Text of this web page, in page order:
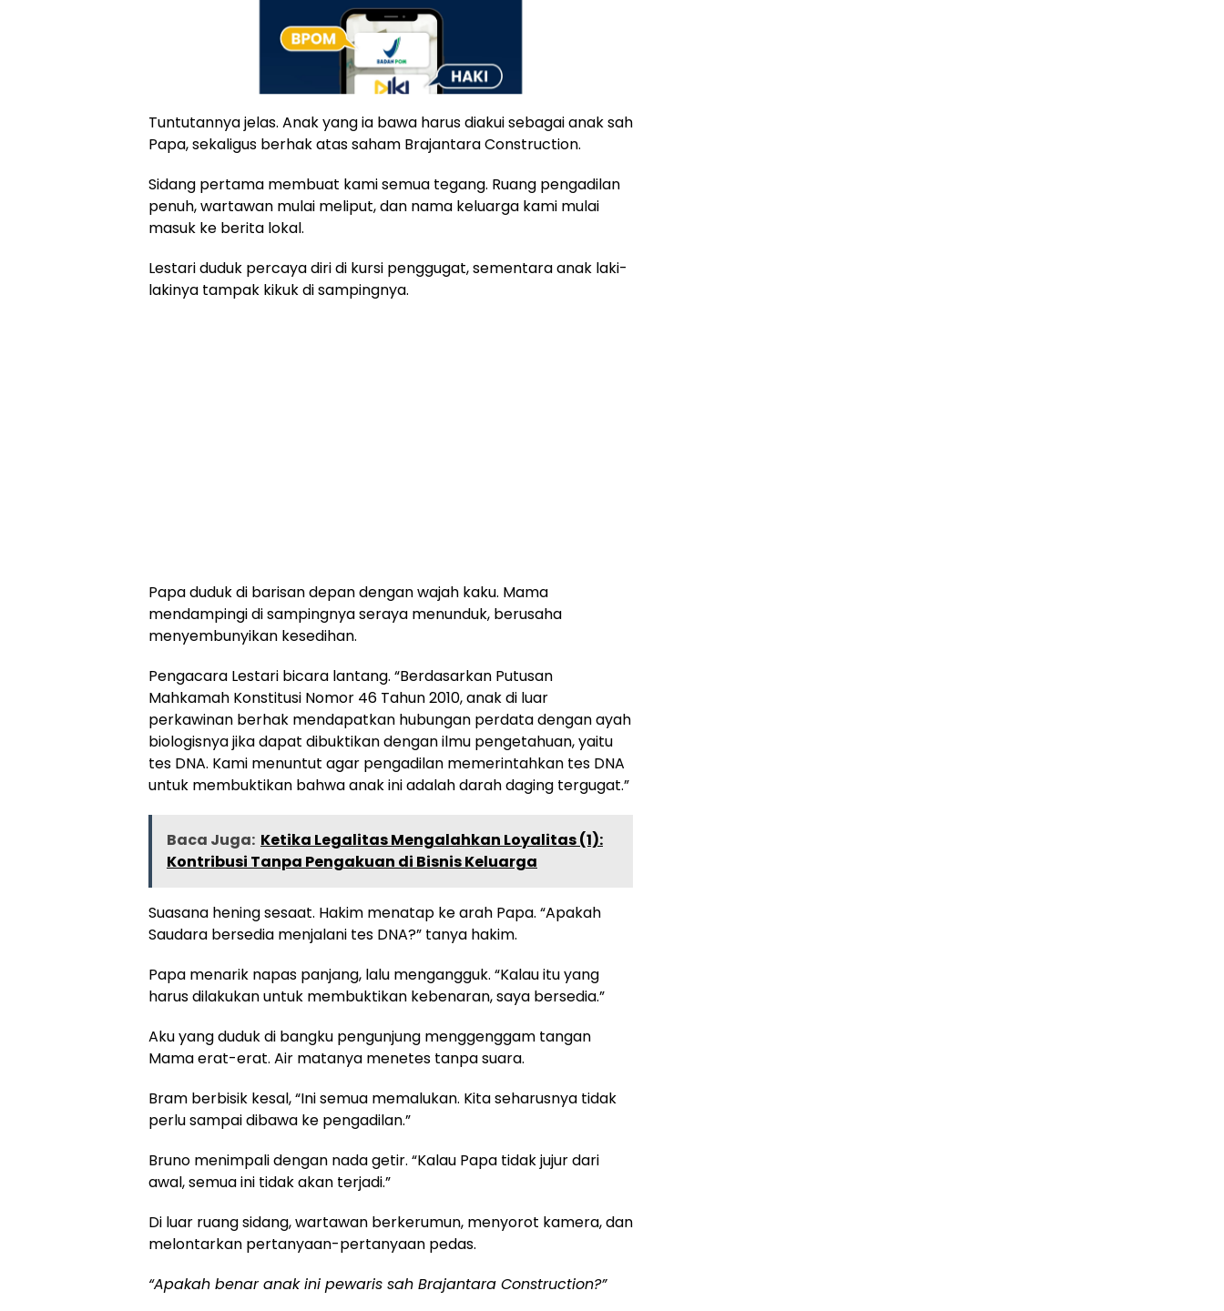
Tuntutannya jelas. Anak yang ia bawa harus diakui sebagai anak sah
Papa, sekaligus berhak atas saham Brajantara Construction.
Sidang pertama membuat kami semua tegang. Ruang pengadilan
penuh, wartawan mulai meliput, dan nama keluarga kami mulai
masuk ke berita lokal.
Lestari duduk percaya diri di kursi penggugat, sementara anak laki-
lakinya tampak kikuk di sampingnya.
Papa duduk di barisan depan dengan wajah kaku. Mama
mendampingi di sampingnya seraya menunduk, berusaha
menyembunyikan kesedihan.
Pengacara Lestari bicara lantang. “Berdasarkan Putusan
Mahkamah Konstitusi Nomor 46 Tahun 2010, anak di luar
perkawinan berhak mendapatkan hubungan perdata dengan ayah
biologisnya jika dapat dibuktikan dengan ilmu pengetahuan, yaitu
tes DNA. Kami menuntut agar pengadilan memerintahkan tes DNA
untuk membuktikan bahwa anak ini adalah darah daging tergugat.”
Baca Juga: Ketika Legalitas Mengalahkan Loyalitas (1):
Kontribusi Tanpa Pengakuan di Bisnis Keluarga
Suasana hening sesaat. Hakim menatap ke arah Papa. “Apakah
Saudara bersedia menjalani tes DNA?” tanya hakim.
Papa menarik napas panjang, lalu mengangguk. “Kalau itu yang
harus dilakukan untuk membuktikan kebenaran, saya bersedia.”
Aku yang duduk di bangku pengunjung menggenggam tangan
Mama erat-erat. Air matanya menetes tanpa suara.
Bram berbisik kesal, “Ini semua memalukan. Kita seharusnya tidak
perlu sampai dibawa ke pengadilan.”
Bruno menimpali dengan nada getir. “Kalau Papa tidak jujur dari
awal, semua ini tidak akan terjadi.”
Di luar ruang sidang, wartawan berkerumun, menyorot kamera, dan
melontarkan pertanyaan-pertanyaan pedas.
“Apakah benar anak ini pewaris sah Brajantara Construction?”